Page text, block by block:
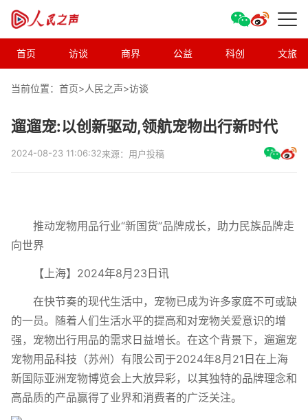
首页 访谈 商界 公益 科创 文旅
当前位置：首页>人民之声>访谈
遛遛宠:以创新驱动,领航宠物出行新时代
2024-08-23 11:06:32来源：用户投稿
推动宠物用品行业“新国货”品牌成长，助力民族品牌走
向世界
【上海】2024年8月23日讯
在快节奏的现代生活中，宠物已成为许多家庭不可或缺
的一员。随着人们生活水平的提高和对宠物关爱意识的增
强，宠物出行用品的需求日益增长。在这个背景下，遛遛宠
宠物用品科技（苏州）有限公司于2024年8月21日在上海
新国际亚洲宠物博览会上大放异彩，以其独特的品牌理念和
高品质的产品赢得了业界和消费者的广泛关注。